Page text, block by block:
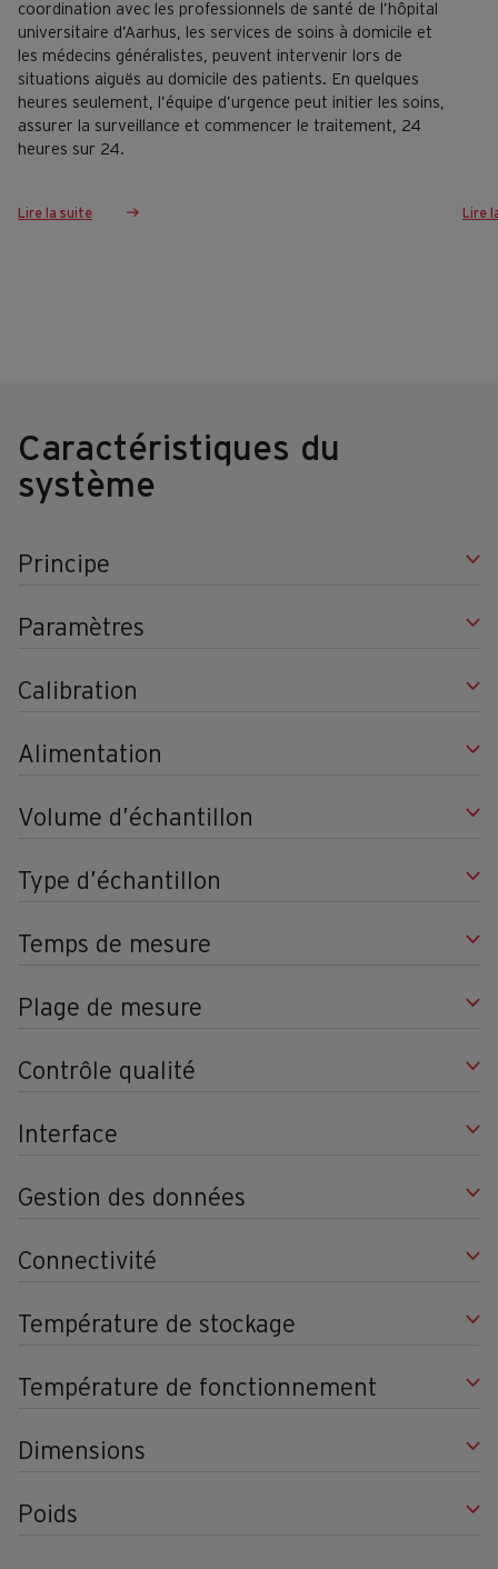
coordination avec les professionnels de santé de l’hôpital
universitaire d’Aarhus, les services de soins à domicile et
les médecins généralistes, peuvent intervenir lors de
situations aiguës au domicile des patients. En quelques
heures seulement, l’équipe d’urgence peut initier les soins,
assurer la surveillance et commencer le traitement, 24
heures sur 24.
Lire la suite Lire
Caractéristiques du
système
Principe
Paramètres
Calibration
Alimentation
Volume d’échantillon
Type d’échantillon
Temps de mesure
Plage de mesure
Contrôle qualité
Interface
Gestion des données
Connectivité
Température de stockage
Température de fonctionnement
Dimensions
Poids